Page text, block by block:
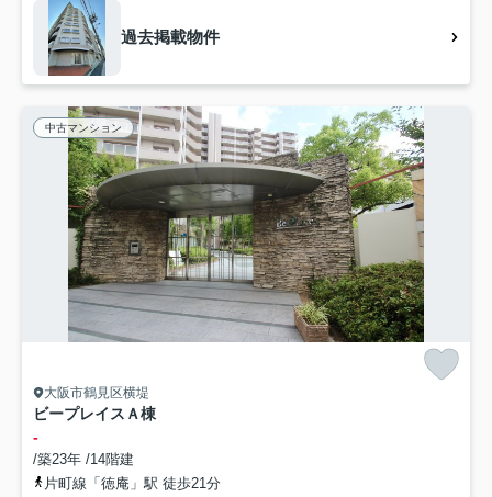
過去掲載物件
中古マンション
大阪市鶴見区横堤
ビープレイスＡ棟
-
/築23年 /14階建
片町線「徳庵」駅 徒歩21分